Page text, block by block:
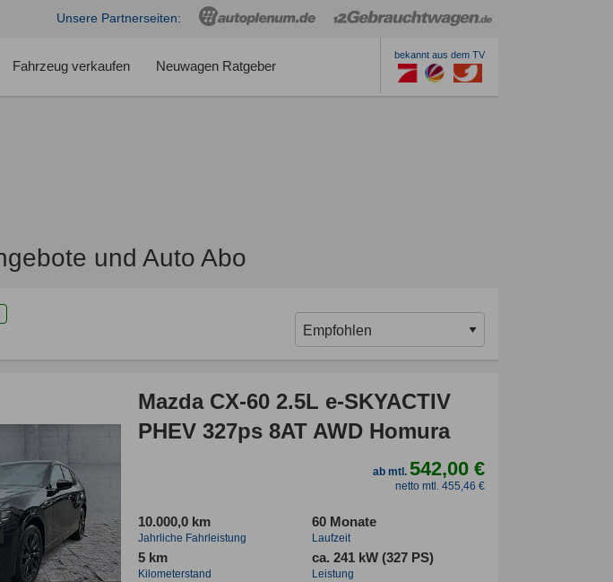
Unsere Partnerseiten:
Fahrzeug verkaufen Neuwagen Ratgeber
bekannt aus dem TV
und Auto Abo
Mazda CX-60 2.5L e-SKYACTIV
PHEV 327ps 8AT AWD Homura
ab mtl.542,00 €
netto mtl. 455,46 €
10.000,0 km
Jahrliche Fahrleistung
60 Monate
Laufzeit
5 km
Kilometerstand
ca. 241 kW (327 PS)
Leistung